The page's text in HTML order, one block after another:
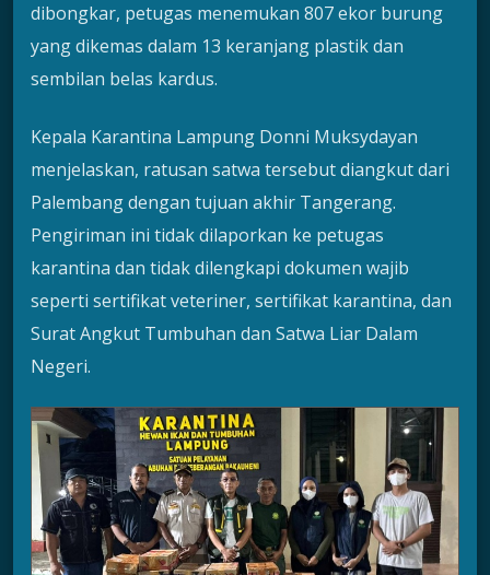
dibongkar, petugas menemukan 807 ekor burung
yang dikemas dalam 13 keranjang plastik dan
sembilan belas kardus.
Kepala Karantina Lampung Donni Muksydayan
menjelaskan, ratusan satwa tersebut diangkut dari
Palembang dengan tujuan akhir Tangerang.
Pengiriman ini tidak dilaporkan ke petugas
karantina dan tidak dilengkapi dokumen wajib
seperti sertifikat veteriner, sertifikat karantina, dan
Surat Angkut Tumbuhan dan Satwa Liar Dalam
Negeri.